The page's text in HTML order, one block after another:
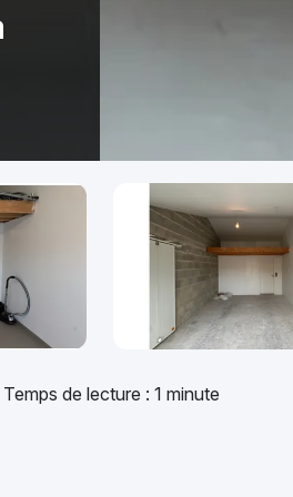
de lecture : 1 minute